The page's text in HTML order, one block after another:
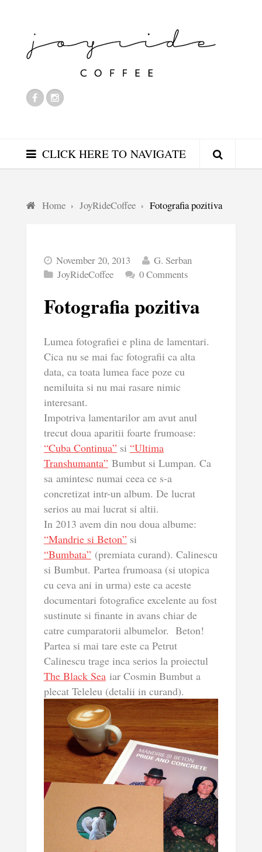
CLICK HERE TO NAVIGATE
Home JoyRideCoffee Fotografia pozitiva
November 20, 2013
G. Serban
JoyRideCoffee
0 Comments
Fotografia pozitiva
Lumea fotografiei e plina de lamentari.
Cica nu se mai fac fotografii ca alta
data, ca toata lumea face poze cu
nemiluita si nu mai rasare nimic
interesant.
Impotriva lamentarilor am avut anul
trecut doua aparitii foarte frumoase:
“Cuba Continua”si “Ultima
Transhumanta”Bumbut si Lumpan. Ca
sa amintesc numai ceea ce s-a
concretizat intr-un album. De lucrat
serios au mai lucrat si altii.
In 2013 avem din nou doua albume:
“Mandrie si Beton”si
“Bumbata”(premiata curand). Calinescu
si Bumbut. Partea frumoasa (si utopica
cu ceva ani in urma) este ca aceste
documentari fotografice excelente au fost
sustinute si finante in avans chiar de
catre cumparatorii albumelor. Beton!
Partea si mai tare este ca Petrut
Calinescu trage inca serios la proiectul
The Black Seaiar Cosmin Bumbut a
plecat Teleleu (detalii in curand).